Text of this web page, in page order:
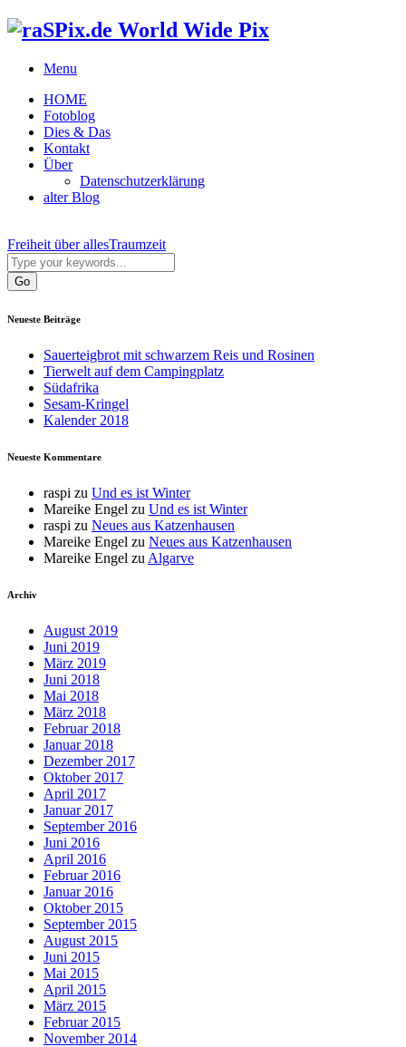
World Wide Pix
Menu
HOME
Fotoblog
Dies & Das
Kontakt
Über
Datenschutzerklärung
alter Blog
Freiheit über allesTraumzeit
Neueste Beiträge
Sauerteigbrot mit schwarzem Reis und Rosinen
Tierwelt auf dem Campingplatz
Südafrika
Sesam-Kringel
Kalender 2018
Neueste Kommentare
raspi zu Und es ist Winter
Mareike Engel zu Und es ist Winter
raspi zu Neues aus Katzenhausen
Mareike Engel zu Neues aus Katzenhausen
Mareike Engel zu Algarve
Archiv
August 2019
Juni 2019
März 2019
Juni 2018
Mai 2018
März 2018
Februar 2018
Januar 2018
Dezember 2017
Oktober 2017
April 2017
Januar 2017
September 2016
Juni 2016
April 2016
Februar 2016
Januar 2016
Oktober 2015
September 2015
August 2015
Juni 2015
Mai 2015
April 2015
März 2015
Februar 2015
November 2014